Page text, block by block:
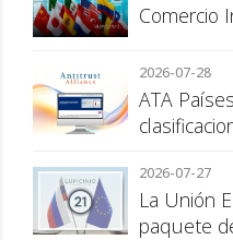
Comercio
2026-07-28
ATA
consumidor
2026-07-27
La Unión
paquete